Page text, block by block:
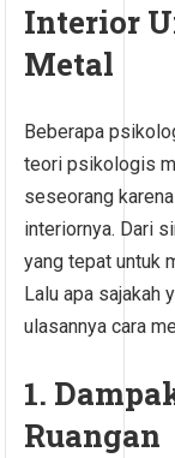
Interior
Metal
Beberapa
teori psikologis
seseorang
interiornya. Dari
yang tepat untuk
Lalu apa sajakah
ulasannya cara
1.
Ruangan